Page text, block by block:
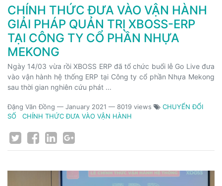
CHÍNH THỨC ĐƯA VÀO VẬN HÀNH
GIẢI PHÁP QUẢN TRỊ XBOSS-ERP
TẠI CÔNG TY CỔ PHẦN NHỰA
MEKONG
Ngày 14/03 vừa rồi XBOSS ERP đã tổ chức buổi lễ Go Live đưa
vào vận hành hệ thống ERP tại Công ty cổ phần Nhựa Mekong
sau thời gian nghiên cứu phát ...
Đặng Văn Đồng — January 2021 — 8019 views
CHUYỂN ĐỔI
SỐ
CHÍNH THỨC ĐƯA VÀO VẬN HÀNH